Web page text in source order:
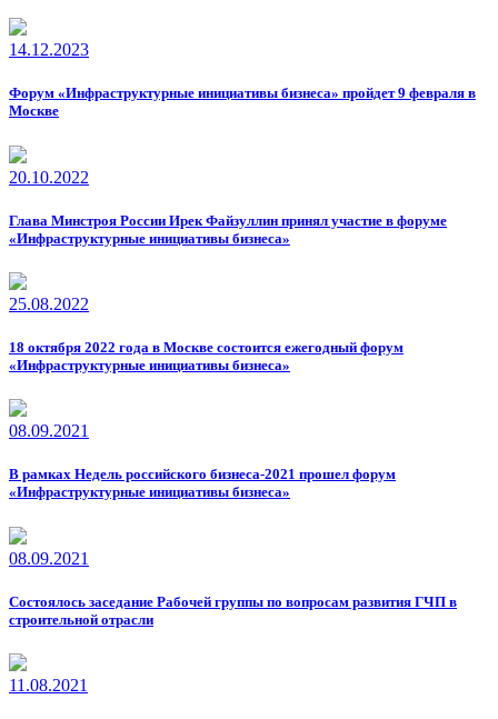
14.12.2023
Форум «Инфраструктурные инициативы бизнеса» пройдет 9 февраля в
Москве
20.10.2022
Глава Минстроя России Ирек Файзуллин принял участие в форуме
«Инфраструктурные инициативы бизнеса»
25.08.2022
18 октября 2022 года в Москве состоится ежегодный форум
«Инфраструктурные инициативы бизнеса»
08.09.2021
В рамках Недель российского бизнеса-2021 прошел форум
«Инфраструктурные инициативы бизнеса»
08.09.2021
Состоялось заседание Рабочей группы по вопросам развития ГЧП в
строительной отрасли
11.08.2021